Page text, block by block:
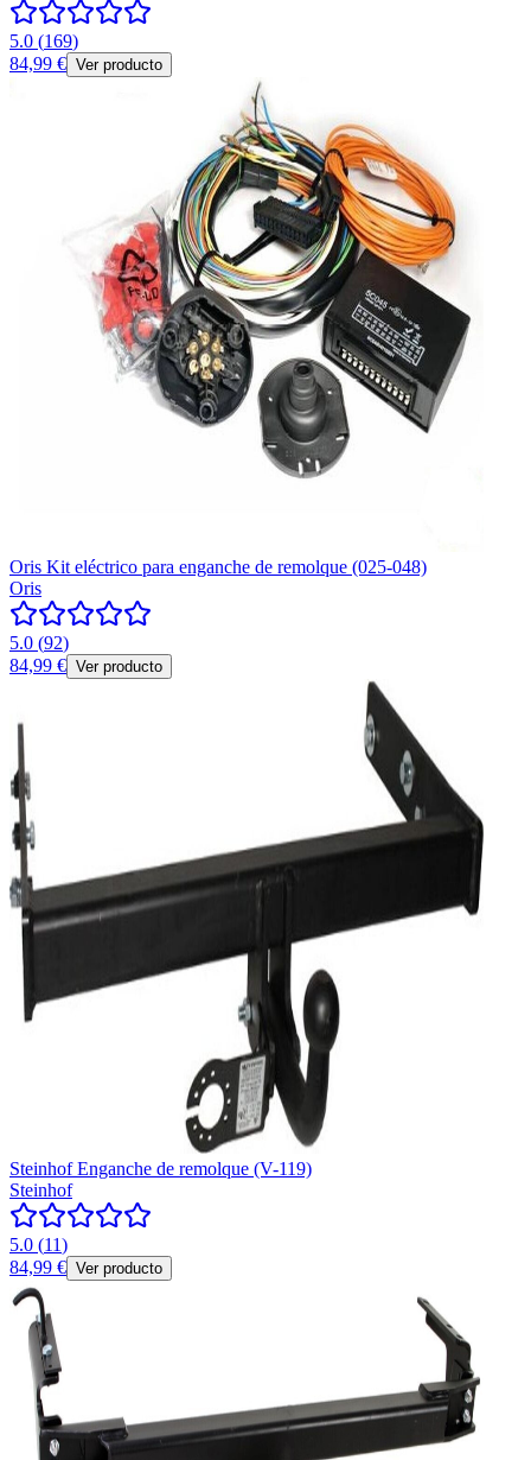
5.0 (169)
84,99 € Ver producto
Oris Kit eléctrico para enganche de remolque (025-048)
Oris
5.0 (92)
84,99 € Ver producto
Steinhof Enganche de remolque (V-119)
Steinhof
5.0 (11)
84,99 € Ver producto